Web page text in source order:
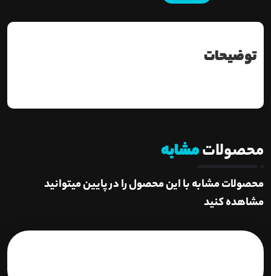
توضیحات
محصولاتمشابه
محصولات مشابه با این محصول را در پایین میتوانید
مشاهده کنید